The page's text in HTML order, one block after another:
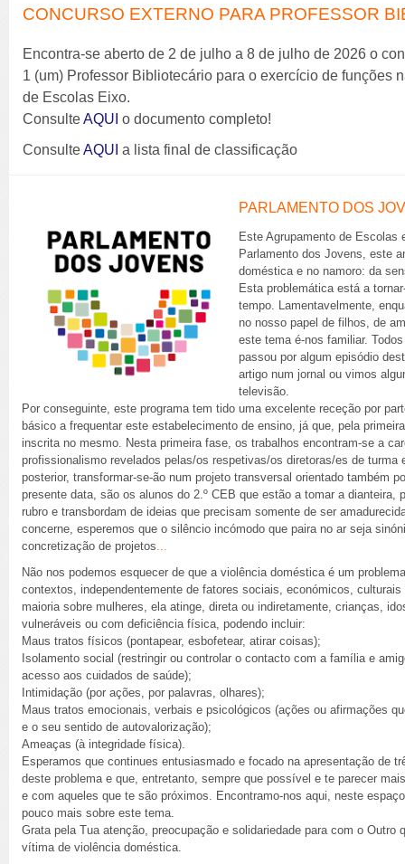
CONCURSO EXTERNO PARA PROFESSOR
Encontra-se aberto de 2 de julho a 8 de julho de 2026 o
1 (um) Professor Bibliotecário para o exercício de funções
de Escolas Eixo.
ConsulteAQUI o documento completo!
ConsulteAQUI a lista final de classificação
PARLAMENTO DOS
Este Agrupamento de
Parlamento dos Jovens, este
doméstica e no namoro: da
Esta problemática está a
tempo. Lamentavelmente,
no nosso papel de filhos, de
este tema é-nos familiar.
passou por algum episódio
artigo num jornal ou vimos
televisão.
Por conseguinte, este programa tem tido uma excelente receção por
básico a frequentar este estabelecimento de ensino, já que, pela
inscrita no mesmo. Nesta primeira fase, os trabalhos encontram-se a
profissionalismo revelados pelas/os respetivas/os diretoras/es de
posterior, transformar-se-ão num projeto transversal orientado também
presente data, são os alunos do 2.º CEB que estão a tomar a dianteira,
rubro e transbordam de ideias que precisam somente de ser
concerne, esperemos que o silêncio incómodo que paira no ar seja
concretização de projetos
Não nos podemos esquecer de que a violência doméstica é um
contextos, independentemente de fatores sociais, económicos,
maioria sobre mulheres, ela atinge, direta ou indiretamente, crianças,
vulneráveis ou com deficiência física, podendo incluir:
Maus tratos físicos (pontapear, esbofetear, atirar coisas);
Isolamento social (restringir ou controlar o contacto com a família e
acesso aos cuidados de saúde);
Intimidação (por ações, por palavras, olhares);
Maus tratos emocionais, verbais e psicológicos (ações ou afirmações
e o seu sentido de autovalorização);
Ameaças (à integridade física).
Esperamos que continues entusiasmado e focado na apresentação de
deste problema e que, entretanto, sempre que possível e te parecer
e com aqueles que te são próximos. Encontramo-nos aqui, neste
pouco mais sobre este tema.
Grata pela Tua atenção, preocupação e solidariedade para com o Outro
vítima de violência doméstica.